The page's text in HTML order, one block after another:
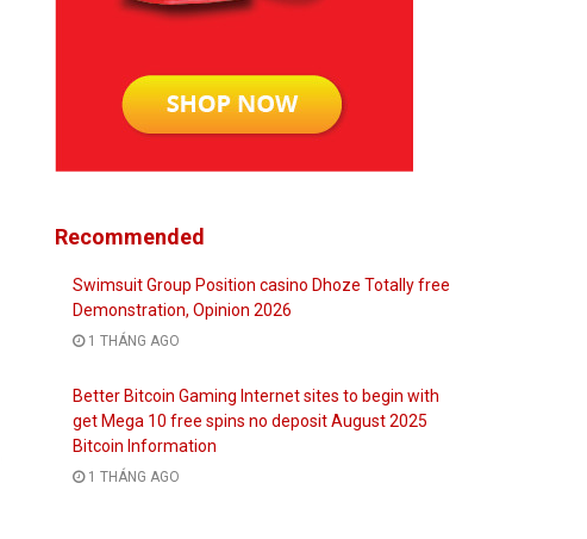
Recommended
Swimsuit Group Position casino Dhoze Totally free
Demonstration, Opinion 2026
1 THÁNG AGO
Better Bitcoin Gaming Internet sites to begin with
get Mega 10 free spins no deposit August 2025
Bitcoin Information
1 THÁNG AGO